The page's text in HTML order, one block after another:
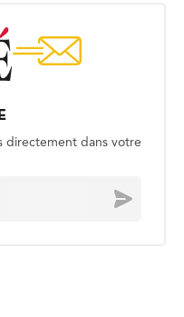
directement dans votre
Envoyer